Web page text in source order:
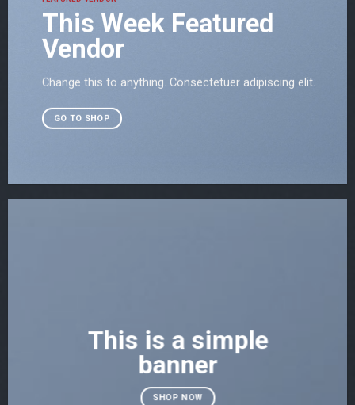
This Week Featured
Vendor
Change this to anything. Consectetuer adipiscing elit.
GO TO SHOP
This is a simple
banner
SHOP NOW